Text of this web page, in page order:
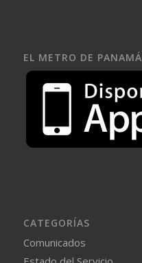
EL METRO DE PANAMÁ
CATEGORÍAS
Comunicados